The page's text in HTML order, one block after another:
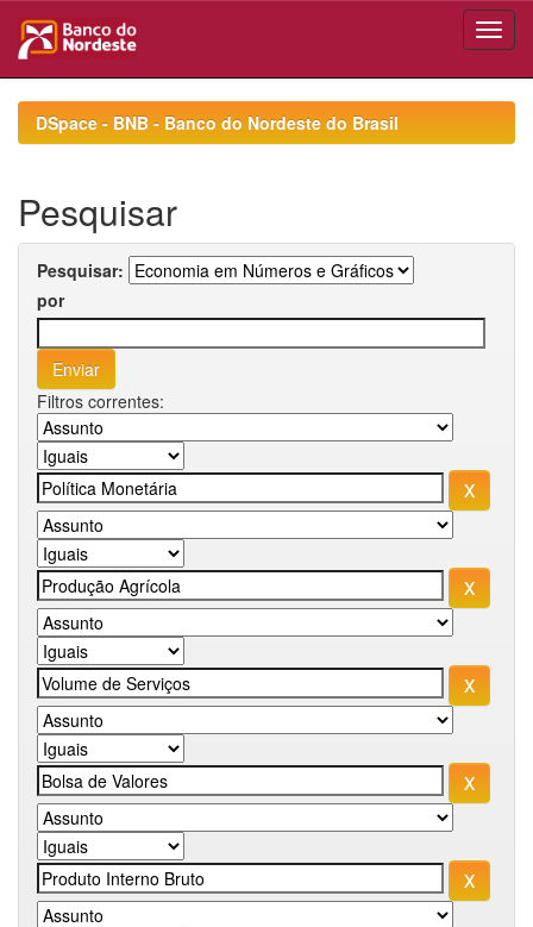
navigationDSpace - BNB - Banco do Nordeste do Brasil
Pesquisar
Pesquisar:
por
Filtros correntes: